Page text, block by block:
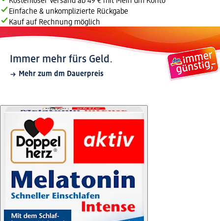
Einfache & unkomplizierte Rückgabe
Kauf auf Rechnung möglich
Immer mehr fürs Geld.
Mehr zum dm Dauerpreis